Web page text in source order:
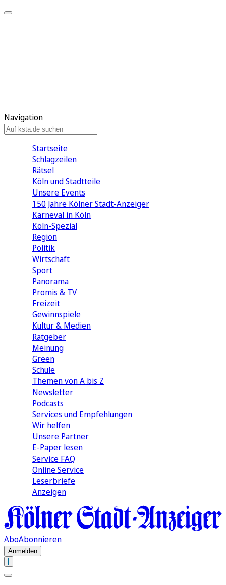
Navigation
Startseite
Schlagzeilen
Rätsel
Köln und Stadtteile
Unsere Events
150 Jahre Kölner Stadt-Anzeiger
Karneval in Köln
Köln-Spezial
Region
Politik
Wirtschaft
Sport
Panorama
Promis & TV
Freizeit
Gewinnspiele
Kultur & Medien
Ratgeber
Meinung
Green
Schule
Themen von A bis Z
Newsletter
Podcasts
Services und Empfehlungen
Wir helfen
Unsere Partner
E-Paper lesen
Service FAQ
Online Service
Leserbriefe
Anzeigen
AboAbonnieren
Anmelden